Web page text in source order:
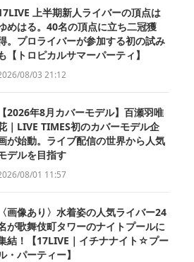
上半期新人ライバーの頂点は
めはる。40名の頂点に立ち二冠獲
。プロライバーが参加する初の試み
【トロピカルサマーパーティ】
08/03 21:12
【2026年8月カバーモデル】百瀬羽唯
｜LIVE TIMES初のカバーモデル企
が始動。ライブ配信の世界から人気
デルを目指す
08/01 11:57
〈画像あり〉水着姿の人気ライバー24
が歌舞伎町タワーのナイトプールに
結！【17LIVE｜イチナナイト☆プー
・パーティー】